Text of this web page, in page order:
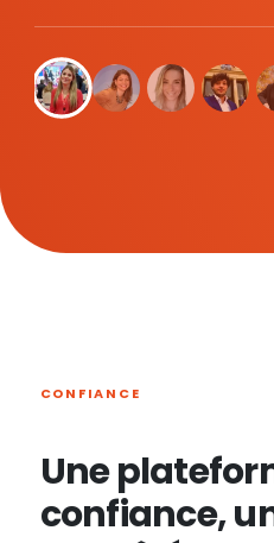
CONFIANCE
Une
confiance,